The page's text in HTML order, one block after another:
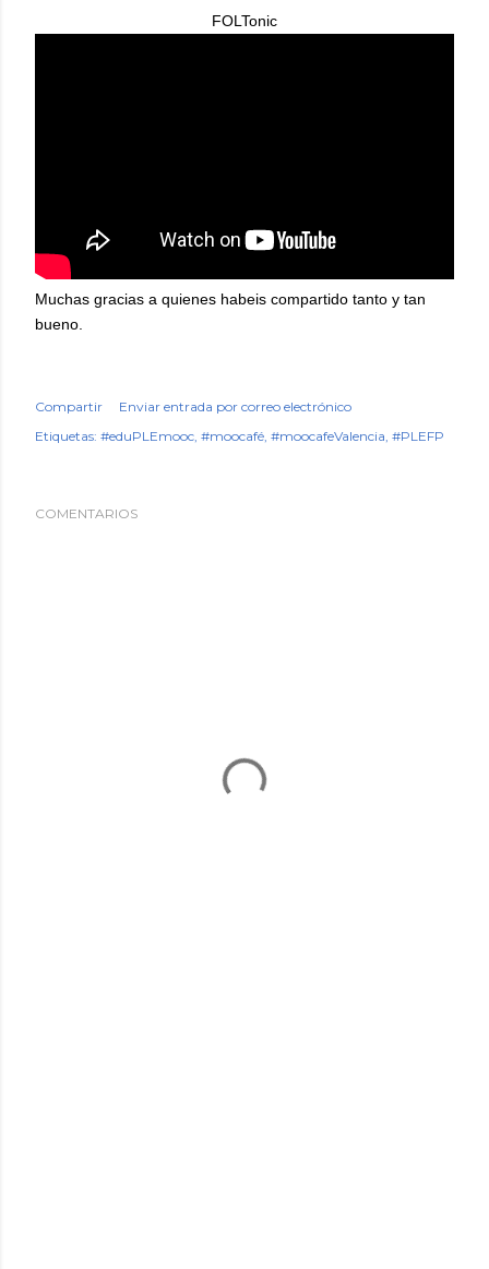
FOLTonic
Muchas gracias a quienes habeis compartido tanto y tan
bueno.
Compartir
Enviar entrada por correo electrónico
Etiquetas: #eduPLEmooc #moocafé ​#moocafeValencia #PLEFP
COMENTARIOS